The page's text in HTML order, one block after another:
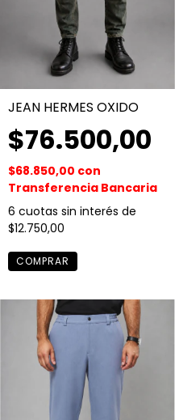
JEAN HERMES OXIDO
$76.500,00
$68.850,00 con
Transferencia Bancaria
6 cuotas sin interés de
$12.750,00
COMPRAR